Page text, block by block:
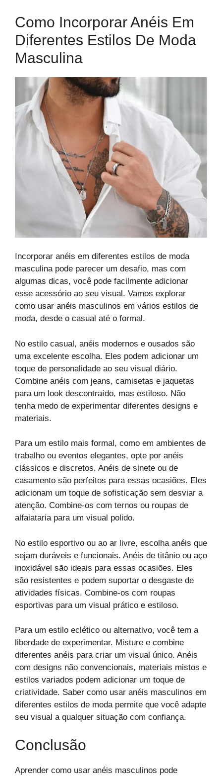
Como Incorporar Anéis Em
Diferentes Estilos De Moda
Masculina
Incorporar anéis em diferentes estilos de moda
masculina pode parecer um desafio, mas com
algumas dicas, você pode facilmente adicionar
esse acessório ao seu visual. Vamos explorar
como usar anéis masculinos em vários estilos de
moda, desde o casual até o formal.
No estilo casual, anéis modernos e ousados são
uma excelente escolha. Eles podem adicionar um
toque de personalidade ao seu visual diário.
Combine anéis com jeans, camisetas e jaquetas
para um look descontraído, mas estiloso. Não
tenha medo de experimentar diferentes designs e
materiais.
Para um estilo mais formal, como em ambientes de
trabalho ou eventos elegantes, opte por anéis
clássicos e discretos. Anéis de sinete ou de
casamento são perfeitos para essas ocasiões. Eles
adicionam um toque de sofisticação sem desviar a
atenção. Combine-os com ternos ou roupas de
alfaiataria para um visual polido.
No estilo esportivo ou ao ar livre, escolha anéis que
sejam duráveis e funcionais. Anéis de titânio ou aço
inoxidável são ideais para essas ocasiões. Eles
são resistentes e podem suportar o desgaste de
atividades físicas. Combine-os com roupas
esportivas para um visual prático e estiloso.
Para um estilo eclético ou alternativo, você tem a
liberdade de experimentar. Misture e combine
diferentes anéis para criar um visual único. Anéis
com designs não convencionais, materiais mistos e
estilos variados podem adicionar um toque de
criatividade. Saber como usar anéis masculinos em
diferentes estilos de moda permite que você adapte
seu visual a qualquer situação com confiança.
Conclusão
Aprender como usar anéis masculinos pode